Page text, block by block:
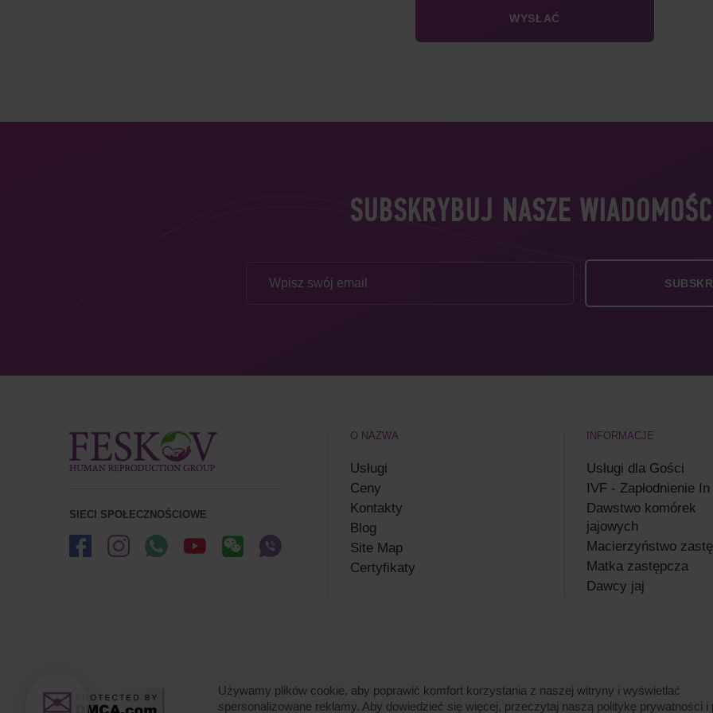
SUBSKRYBUJ NASZE
✉
SIECI SPOŁECZNOŚCIOWE
O NAZWA
Usługi
Ceny
Kontakty
Blog
Site Map
Certyfikaty
INFORMACJE
Usługi dla Gości
IVF - Zapłodnienie
Dawstwo komórek
jajowych
Macierzyństwo
Matka zastępcza
Dawcy jaj
Używamy plików cookie, aby poprawić komfort korzystania z naszej witryny i wyświetlać
spersonalizowane reklamy. Aby dowiedzieć się więcej, przeczytaj naszą politykę prywatności i